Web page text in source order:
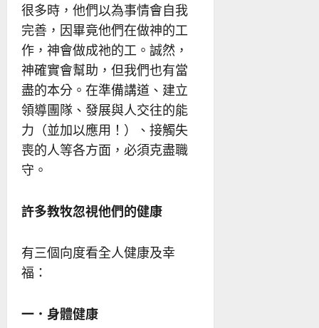
很多時，他們以為事情會自我
完善，因畢竟他們在做神的工
作，神會做成祂的工。誠然，
神確實會幫助，但我們也有當
盡的本分。在準備講道、建立
領導團隊、發展與人交往的能
力（並加以應用！）、接觸失
喪的人等各方面，必須克盡職
守。
許多教牧忽視他們的健康
有三個向度看全人健康及幸
福：
一．身體健康